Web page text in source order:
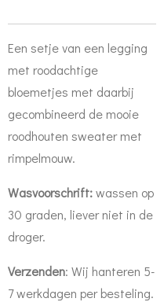
Een setje van een legging
met roodachtige
bloemetjes met daarbij
gecombineerd de mooie
roodhouten sweater met
rimpelmouw.
Wasvoorschrift:wassen op
30 graden, liever niet in de
droger.
Verzenden: Wij hanteren 5-
7 werkdagen per besteling.